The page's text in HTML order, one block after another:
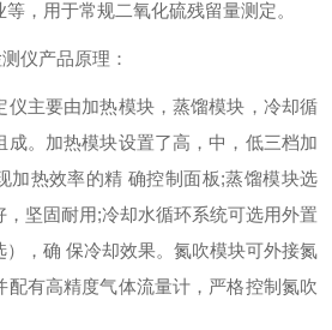
，用于常规二氧化硫残留量测定。
仪产品原理：
仪主要由加热模块，蒸馏模块，冷却循
成。加热模块设置了高，中，低三档加
加热效率的精 确控制面板;蒸馏模块选
，坚固耐用;冷却水循环系统可选用外置
，确 保冷却效果。氮吹模块可外接氮
配有高精度气体流量计，严格控制氮吹